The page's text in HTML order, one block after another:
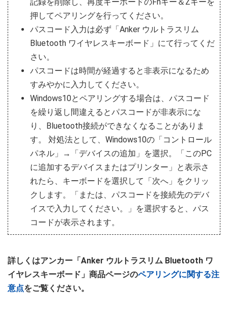
押してペアリングを行ってください。
パスコード入力は必ず「Anker ウルトラスリム
Bluetooth ワイヤレスキーボード」にて行ってくだ
さい。
パスコードは時間が経過すると非表示になるため
すみやかに入力してください。
Windows10とペアリングする場合は、パスコード
を繰り返し間違えるとパスコードが非表示にな
り、Bluetooth接続ができなくなることがありま
す。 対処法として、Windows10の「コントロール
パネル」→「デバイスの追加」を選択。「このPC
に追加するデバイスまたはプリンター」と表示さ
れたら、キーボードを選択して「次へ」をクリッ
クします。「または、パスコードを接続先のデバ
イスで入力してください。」を選択すると、パス
コードが表示されます。
詳しくはアンカー「Anker ウルトラスリム Bluetooth ワ
イヤレスキーボード」商品ページのペアリングに関する注
意点をご覧ください。